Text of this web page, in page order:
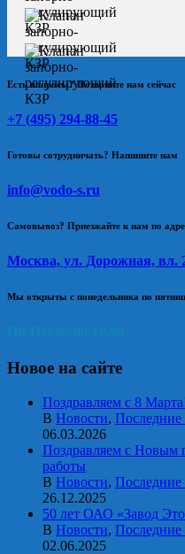
Есть вопросы? Позвоните нам сейчас
+7 (495) 294-88-45
Готовы сотрудничать? Напишите нам
info@vodo-s.ru
Самовывоз? Приезжайте к нам по
Москва, ул. Дорожная, вл.
Мы открыты с понедельника по
Новое на сайте
Поздравляем с 8
В Новости, Последние
06.03.2026
Поздравляем с Новым
работы
В Новости, Последние
26.12.2025
50 лет ОАО «Завод
В Новости, Последние
02.06.2025